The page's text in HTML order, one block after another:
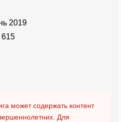
2019
615
может содержать контент
Для